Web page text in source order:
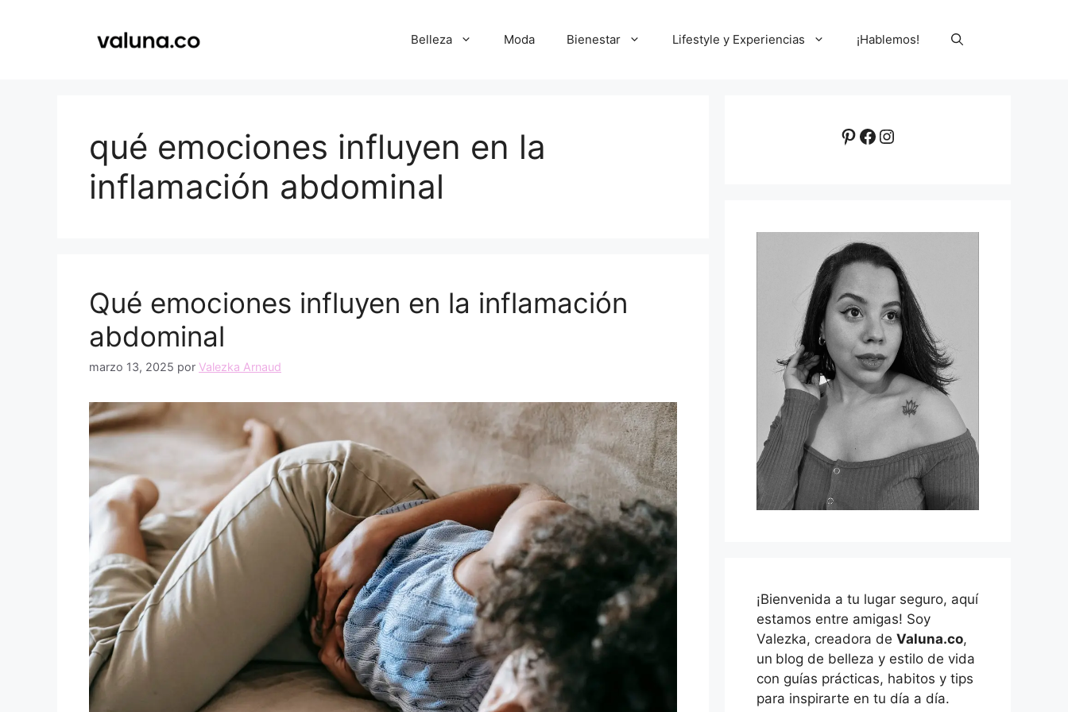
Belleza Moda Bienestar Lifestyle y Experiencias ¡Hablemos!
qué emociones influyen en la
inflamación abdominal
Qué emociones influyen en la inflamación
abdominal
marzo 13, 2025 por Valezka Arnaud
Pinterest
Facebook
Instagram
¡Bienvenida a tu lugar seguro, aquí
estamos entre amigas! Soy
Valezka, creadora de Valuna.co,
un blog de belleza y estilo de vida
con guías prácticas, habitos y tips
para inspirarte en tu día a día.